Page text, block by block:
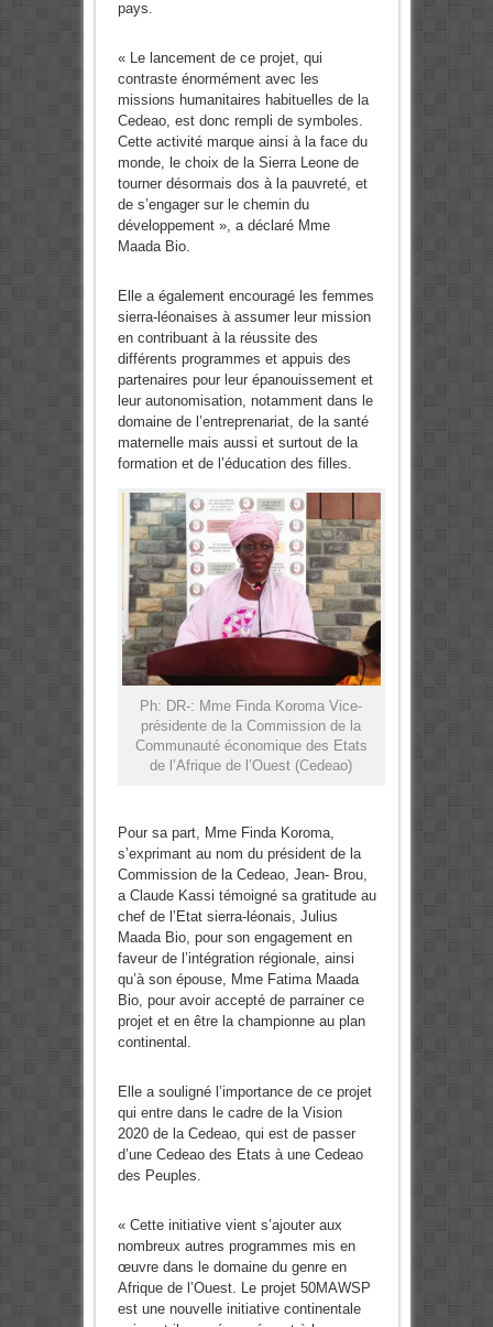
pays.
« Le lancement de ce projet, qui
contraste énormément avec les
missions humanitaires habituelles de la
Cedeao, est donc rempli de symboles.
Cette activité marque ainsi à la face du
monde, le choix de la Sierra Leone de
tourner désormais dos à la pauvreté, et
de s’engager sur le chemin du
développement », a déclaré Mme
Maada Bio.
Elle a également encouragé les femmes
sierra-léonaises à assumer leur mission
en contribuant à la réussite des
différents programmes et appuis des
partenaires pour leur épanouissement et
leur autonomisation, notamment dans le
domaine de l’entreprenariat, de la santé
maternelle mais aussi et surtout de la
formation et de l’éducation des filles.
Ph: DR-: Mme Finda Koroma Vice-
présidente de la Commission de la
Communauté économique des Etats
de l’Afrique de l’Ouest (Cedeao)
Pour sa part, Mme Finda Koroma,
s’exprimant au nom du président de la
Commission de la Cedeao, Jean- Brou,
a Claude Kassi témoigné sa gratitude au
chef de l’Etat sierra-léonais, Julius
Maada Bio, pour son engagement en
faveur de l’intégration régionale, ainsi
qu’à son épouse, Mme Fatima Maada
Bio, pour avoir accepté de parrainer ce
projet et en être la championne au plan
continental.
Elle a souligné l’importance de ce projet
qui entre dans le cadre de la Vision
2020 de la Cedeao, qui est de passer
d’une Cedeao des Etats à une Cedeao
des Peuples.
« Cette initiative vient s’ajouter aux
nombreux autres programmes mis en
œuvre dans le domaine du genre en
Afrique de l’Ouest. Le projet 50MAWSP
est une nouvelle initiative continentale